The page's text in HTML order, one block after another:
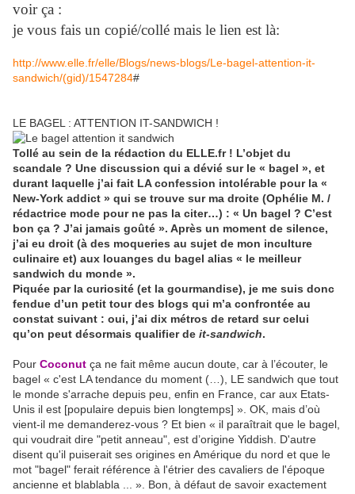
voir ça :
je vous fais un copié/collé mais le lien est là:
http://www.elle.fr/elle/Blogs/news-blogs/Le-bagel-attention-it-
sandwich/(gid)/1547284#
LE BAGEL : ATTENTION IT-SANDWICH !
Tollé au sein de la rédaction du ELLE.fr ! L’objet du
scandale ? Une discussion qui a dévié sur le « bagel », et
durant laquelle j’ai fait LA confession intolérable pour la «
New-York addict » qui se trouve sur ma droite (Ophélie M. /
rédactrice mode pour ne pas la citer…) : « Un bagel ? C’est
bon ça ? J’ai jamais goûté ». Après un moment de silence,
j’ai eu droit (à des moqueries au sujet de mon inculture
culinaire et) aux louanges du bagel alias « le meilleur
sandwich du monde ».
Piquée par la curiosité (et la gourmandise), je me suis donc
fendue d’un petit tour des blogs qui m’a confrontée au
constat suivant : oui, j’ai dix métros de retard sur celui
qu’on peut désormais qualifier de it-sandwich.
Pour Coconut ça ne fait même aucun doute, car à l’écouter, le
bagel « c'est LA tendance du moment (…), LE sandwich que tout
le monde s'arrache depuis peu, enfin en France, car aux Etats-
Unis il est [populaire depuis bien longtemps] ». OK, mais d’où
vient-il me demanderez-vous ? Et bien « il paraîtrait que le bagel,
qui voudrait dire "petit anneau", est d’origine Yiddish. D'autre
disent qu'il puiserait ses origines en Amérique du nord et que le
mot "bagel" ferait référence à l'étrier des cavaliers de l'époque
ancienne et blablabla ... ». Bon, à défaut de savoir exactement